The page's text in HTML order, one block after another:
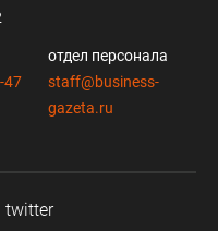
47
отдел персонала
staff@business-
gazeta.ru
twitter